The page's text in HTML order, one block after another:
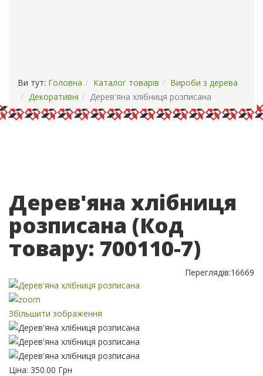
Ви тут: Головна Каталог товарів
Вироби з дерева
Декоративні
Дерев'яна хлібниця розписана
Дерев'яна хлібниця
розписана (Код
товару: 700110-7)
Переглядів:16669
Збільшити зображення
Ціна: 350.00 Грн